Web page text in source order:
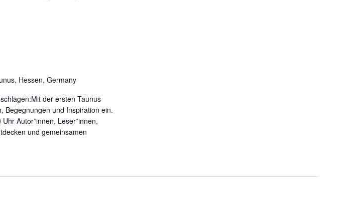
Hessen, Germany
der ersten Taunus
Begegnungen und Inspiration ein.
Autor*innen, Leser*innen,
und gemeinsamen